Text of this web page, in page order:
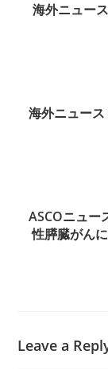
海外ニュー
海外ニュー
ASCOニュー
性膵臓がん
Leave a